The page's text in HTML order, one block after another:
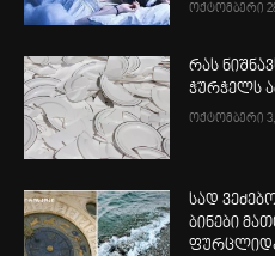
ოქტომბერი
რას
ჭურჭელს
ოქტომბერი 3,
სად
ბინები